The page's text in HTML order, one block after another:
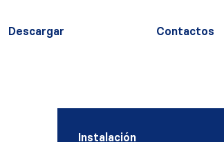
Descargar Contactos
Instalación